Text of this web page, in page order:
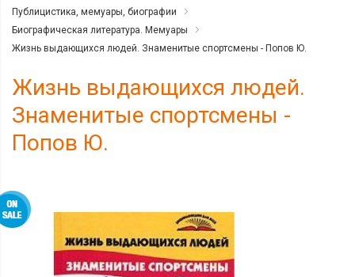
Публицистика, мемуары, биографии
Биографическая литература. Мемуары
Жизнь выдающихся людей. Знаменитые спортсмены - Попов Ю.
Жизнь выдающихся людей.
Знаменитые спортсмены -
Попов Ю.